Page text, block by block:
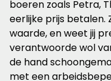
boeren zoals Petra,
eerlijke prijs betalen.
waarde, en weet jij
verantwoorde wol
de hand
met een